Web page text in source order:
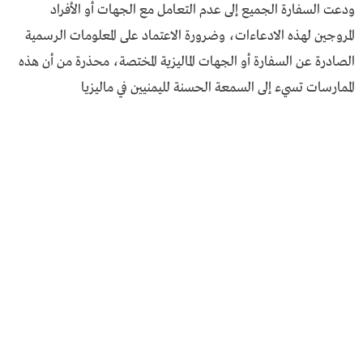
ودعت السفارة الجميع إلى عدم التعامل مع الجهات أو الأفراد
المروجين لهذه الادعاءات، وضرورة الاعتماد على المعلومات الرسمية
الصادرة عن السفارة أو الجهات الماليزية المختصة، محذرة من أن هذه
الممارسات تسيء إلى السمعة الحسنة لليمنيين في ماليزيا